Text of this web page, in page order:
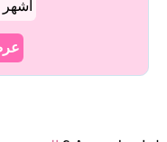
أشهر